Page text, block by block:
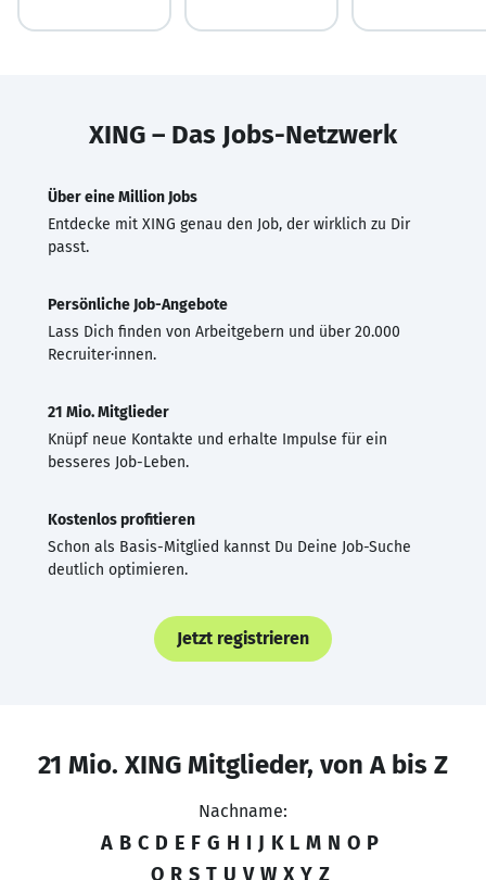
XING – Das Jobs-Netzwerk
Über eine Million Jobs
Entdecke mit XING genau den Job, der wirklich zu Dir
passt.
Persönliche Job-Angebote
Lass Dich finden von Arbeitgebern und über 20.000
Recruiter·innen.
21 Mio. Mitglieder
Knüpf neue Kontakte und erhalte Impulse für ein
besseres Job-Leben.
Kostenlos profitieren
Schon als Basis-Mitglied kannst Du Deine Job-Suche
deutlich optimieren.
Jetzt registrieren
21 Mio. XING Mitglieder, von A bis Z
Nachname:
A B C D E F G H I J K L M N O P
Q R S T U V W X Y Z